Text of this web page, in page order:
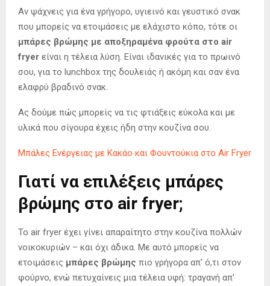
Αν ψάχνεις για ένα γρήγορο, υγιεινό και γευστικό σνακ
που μπορείς να ετοιμάσεις με ελάχιστο κόπο, τότε οι
μπάρες βρώμης με αποξηραμένα φρούτα στο air
fryer είναι η τέλεια λύση. Είναι ιδανικές για το πρωινό
σου, για το lunchbox της δουλειάς ή ακόμη και σαν ένα
ελαφρύ βραδινό σνακ.
Ας δούμε πώς μπορείς να τις φτιάξεις εύκολα και με
υλικά που σίγουρα έχεις ήδη στην κουζίνα σου.
Μπάλες Ενέργειας με Κακάο και Φουντούκια στο Air Fryer
Γιατί να επιλέξεις μπάρες
βρώμης στο air fryer;
Το air fryer έχει γίνει απαραίτητο στην κουζίνα πολλών
νοικοκυριών – και όχι άδικα. Με αυτό μπορείς να
ετοιμάσεις μπάρες βρώμης πιο γρήγορα απ’ ό,τι στον
φούρνο, ενώ πετυχαίνεις μια τέλεια υφή: τραγανή απ’